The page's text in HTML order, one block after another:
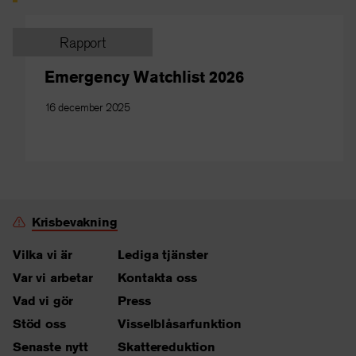
Rapport
Emergency Watchlist 2026
16 december 2025
Krisbevakning
Vilka vi är
Var vi arbetar
Vad vi gör
Stöd oss
Senaste nytt
Lediga tjänster
Kontakta oss
Press
Visselblåsarfunktion
Skattereduktion